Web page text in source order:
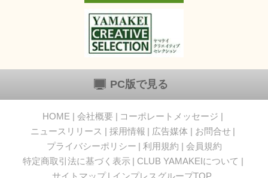
PC版で見る
HOME 会社概要
コーポレートメッセージ
ニュースリリース
採用情報 広告媒体
お問合せ
プライバシーポリシー
利用規約
会員規約
特定商取引法に基づく表示
CLUB YAMAKEIについて
サイトマップ
インプレスグループTOP